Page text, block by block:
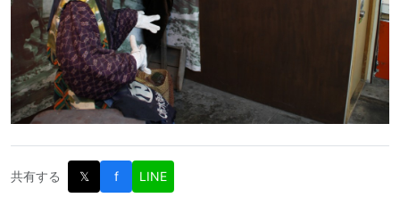
共有する 𝕏 f LINE